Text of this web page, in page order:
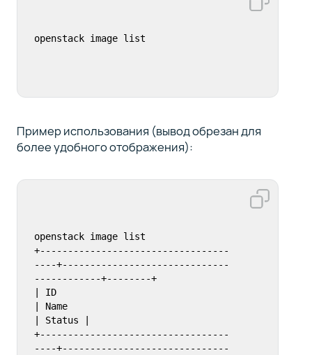
openstack image list
Пример использования (вывод обрезан для
более удобного отображения):
openstack image list
+----------------------------------
----+------------------------------
------------+--------+
| ID
| Name
| Status |
+----------------------------------
----+------------------------------